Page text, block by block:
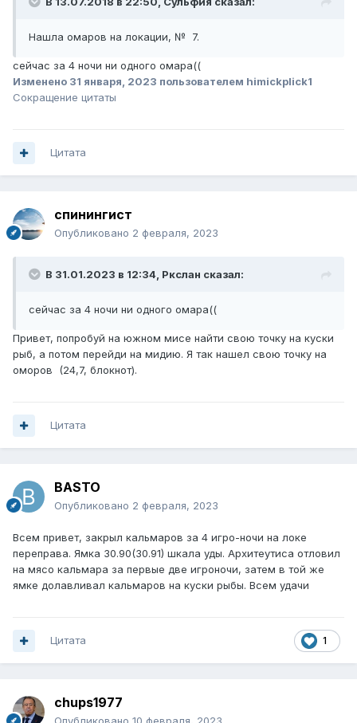
Нашла омаров на локации, № 7.
сейчас за 4 ночи ни одного омара((
Изменено 31 января, 2023 пользователем himickplick1
Сокращение цитаты
Цитата
спинингист
Опубликовано 2 февраля, 2023
В 31.01.2023 в 12:34, Ркслан сказал:
сейчас за 4 ночи ни одного омара((
Привет, попробуй на южном мисе найти свою точку на куски
рыб, а потом перейди на мидию. Я так нашел свою точку на
оморов (24,7, блокнот).
Цитата
BASTO
Опубликовано 2 февраля, 2023
Всем привет, закрыл кальмаров за 4 игро-ночи на локе
переправа. Ямка 30.90(30.91) шкала уды. Архитеутиса отловил
на мясо кальмара за первые две игроночи, затем в той же
ямке долавливал кальмаров на куски рыбы. Всем удачи
1
Цитата
chups1977